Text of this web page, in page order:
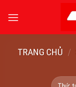
qua
TRANG CHỦ /